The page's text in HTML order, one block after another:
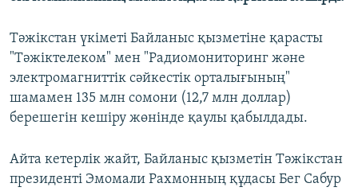
Тәжікстан үкіметі Байланыс қызметіне қарасты
"Тәжіктелеком" мен "Радиомониторинг және
электромагниттік сәйкестік орталығының"
шамамен 135 млн сомони (12,7 млн доллар)
берешегін кешіру жөнінде қаулы қабылдады.
Айта кетерлік жайт, Байланыс қызметін Тәжікстан
президенті Эмомали Рахмонның құдасы Бег Сабур